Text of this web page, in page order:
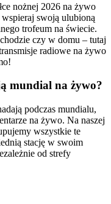
nożnej 2026 na żywo
swoją ulubioną
trofeum na świecie.
czy w domu – tutaj
radiowe na żywo
mundial na żywo?
podczas mundialu,
na żywo. Na naszej
wszystkie te
stację w swoim
od strefy